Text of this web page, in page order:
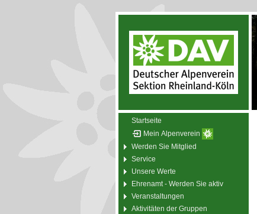
Startseite
Mein Alpenverein
Werden Sie Mitglied
Service
Unsere Werte
Ehrenamt - Werden Sie aktiv
Veranstaltungen
Aktivitäten der Gruppen